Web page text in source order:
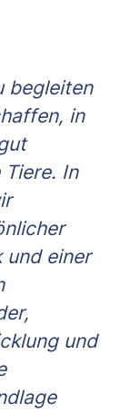
begleiten
in
In
und einer
und